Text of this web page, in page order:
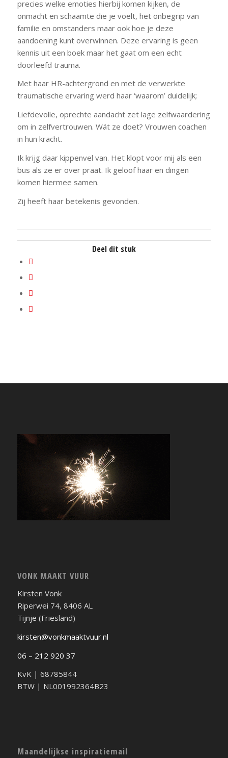
precies welke emoties hierbij komen kijken, de
onmacht en schaamte die je voelt, het onbegrip van
familie en omstanders maar ook hoe je deze
aandoening kunt overwinnen. Deze ervaring is geen
kennis uit een boek maar het gaat om een echt
doorleefd trauma.
Met haar HR-achtergrond en met de verwerkte
traumatische ervaring werd haar ‘waarom’ duidelijk;
Liefdevolle, oprechte aandacht zet lage zelfwaardering
om in zelfvertrouwen. Wát ze doet? Vrouwen coachen
in hun kracht.
Ik krijg daar kippenvel van. Het klopt voor mij als een
bus als ze er over praat. Ik geloof haar en dingen
komen hiermee samen.
Zij heeft haar betekenis gevonden.
Deel dit stuk
VONK MAAKT VUUR
Kirsten Vonk
Riperwei 74, 8406 AL
Tijnje (Friesland)
kirsten@vonkmaaktvuur.nl
06 – 212 920 37
KvK | 68785844
BTW | NL001992364B23
Maandelijkse inspiratiemail